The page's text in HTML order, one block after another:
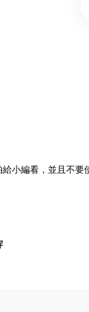
小編看，並且不要